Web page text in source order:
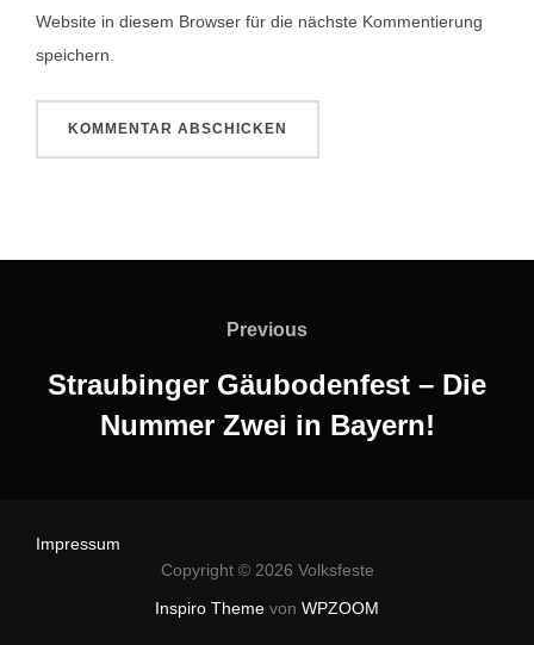
Website in diesem Browser für die nächste Kommentierung
speichern.
Previous
Previous
Straubinger Gäubodenfest – Die
Nummer Zwei in Bayern!
Impressum
Copyright © 2026 Volksfeste
Inspiro Theme von WPZOOM